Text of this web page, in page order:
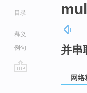
目录
释义
例句
并串
网络